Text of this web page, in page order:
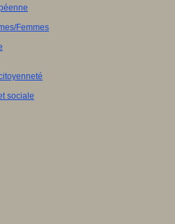
Femmes
sociale